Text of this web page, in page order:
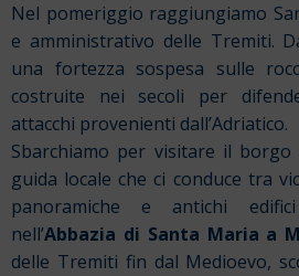
Nel pomeriggio raggiungiamo
e amministrativo delle Tremiti.
una fortezza sospesa sulle
costruite nei secoli per
attacchi provenienti dall’Adriatico.
Sbarchiamo per visitare il borgo
guida locale che ci conduce tra
panoramiche e antichi
nell’Abbazia di Santa Maria a
delle Tremiti fin dal Medioevo,